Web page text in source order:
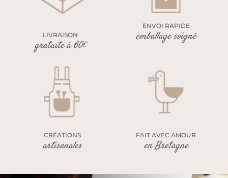
LIVRAISON
gratuite à 60€
ENVOI RAPIDE
emballage soigné
CRÉATIONS
artisanales
FAIT AVEC AMOUR
en Bretagne